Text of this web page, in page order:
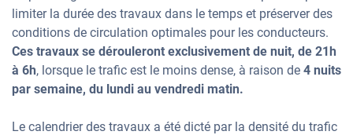
limiter la durée des travaux dans le temps et préserver des
conditions de circulation optimales pour les conducteurs.
Ces travaux se dérouleront exclusivement de nuit, de 21h
à 6h, lorsque le trafic est le moins dense, à raison de 4 nuits
par semaine, du lundi au vendredi matin.
Le calendrier des travaux a été dicté par la densité du trafic